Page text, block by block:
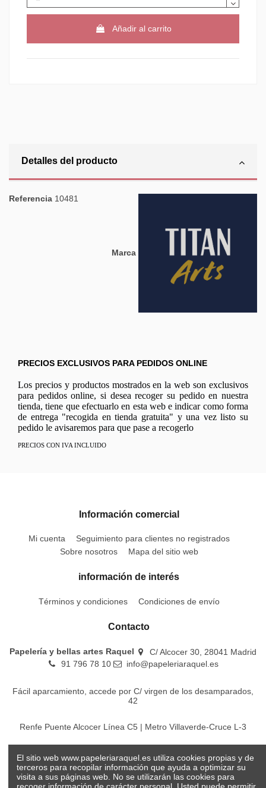
Añadir al carrito
Detalles del producto
Marca
Referencia 10481
PRECIOS EXCLUSIVOS PARA PEDIDOS ONLINE
Los precios y productos mostrados en la web son exclusivos
para pedidos online, si desea recoger su pedido en nuestra
tienda, tiene que efectuarlo en esta web e indicar como forma
de entrega "recogida en tienda gratuita" y una vez listo su
pedido le avisaremos para que pase a recogerlo
PRECIOS CON IVA INCLUIDO
Información comercial
Mi cuenta
Seguimiento para clientes no registrados
Sobre nosotros
Mapa del sitio web
información de interés
Términos y condiciones Condiciones de envío
Contacto
Papelería y bellas artes Raquel
C/ Alcocer 30, 28041 Madrid
91 796 78 10
info@papeleriaraquel.es
Fácil aparcamiento, accede por C/ virgen de los desamparados,
42
Renfe Puente Alcocer Línea C5 | Metro Villaverde-Cruce L-3
El sitio web www.papeleriaraquel.es utiliza cookies propias y de
terceros para recopilar información que ayuda a optimizar su
visita a sus páginas web. No se utilizarán las cookies para